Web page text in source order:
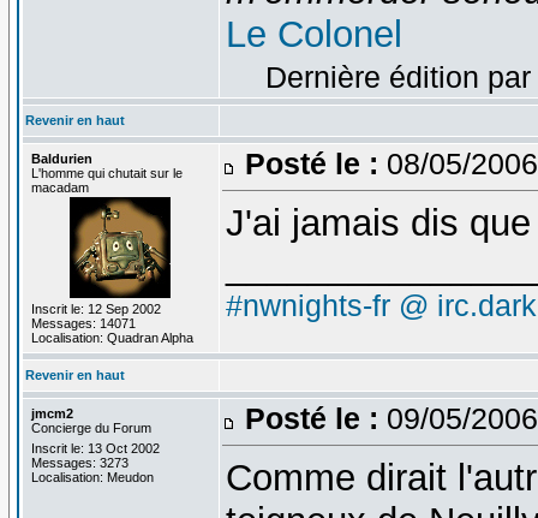
Le Colonel
Dernière édition
Revenir en haut
Baldurien
L'homme qui chutait sur le
macadam
Inscrit le: 12 Sep 2002
Messages: 14071
Localisation: Quadran Alpha
Posté le : 08/05/
J'ai jamais dis
#nwnights-fr @
Revenir en haut
jmcm2
Concierge du Forum
Inscrit le: 13 Oct 2002
Messages: 3273
Localisation: Meudon
Posté le : 09/05/
Comme dirait